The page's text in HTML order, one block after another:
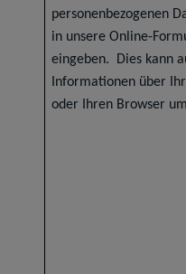
personenbezogenen
in unsere Online-
eingeben. Dies kann
Informationen über
oder Ihren Browser